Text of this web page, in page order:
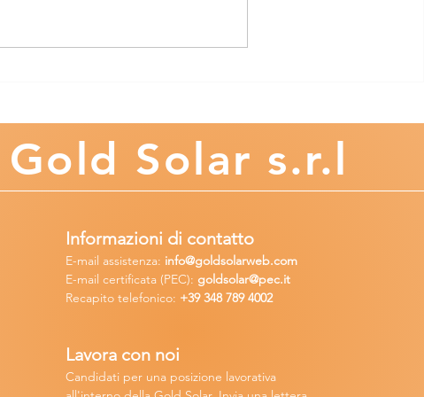
Fotovoltaici nella Tua Area
Gold Solar s.r.l
Lavora con noi
Candidati per una posizione lavorativa
Informazioni di contatto
E-mail assistenza: info@goldsolarweb.com
E-mail certificata (PEC): goldsolar@pec.it
Recapito telefonico: +39 348789 4002